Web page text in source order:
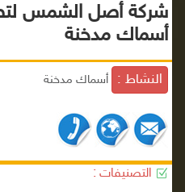
شركة أصل الشمس
أسماك مدخنة
النشاط : أسماك مدخنة
التصنيفات :